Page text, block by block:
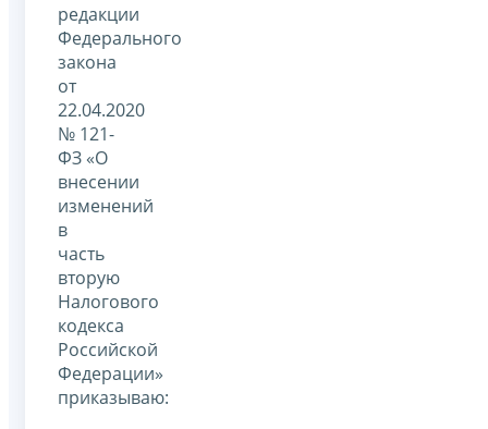
редакции
Федерального
закона
от
22.04.2020
№ 121-
ФЗ «О
внесении
изменений
в
часть
вторую
Налогового
кодекса
Российской
Федерации»
приказываю: